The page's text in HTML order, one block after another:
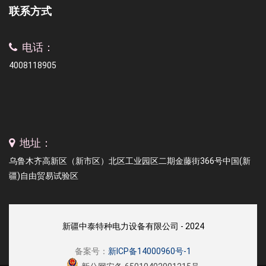
联系方式
电话：
4008118905
地址：
乌鲁木齐高新区（新市区）北区工业园区二期金藤街366号中国(新
疆)自由贸易试验区
新疆中泰特种电力设备有限公司 - 2024
备案号： 新ICP备14000960号-1